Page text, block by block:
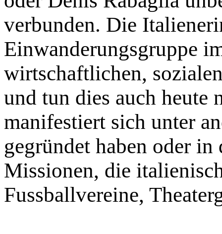
verbunden. Die
Einwanderungsgruppe
wirtschaftlichen,
und tun dies auch
manifestiert sich unter
gegründet haben oder
Missionen, die
Fussballvereine,